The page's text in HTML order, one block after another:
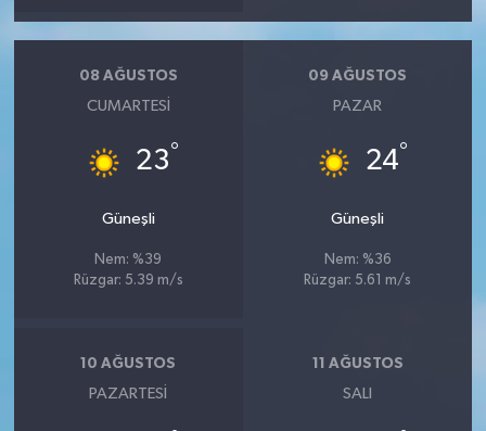
08 AĞUSTOS
CUMARTESI
23°
Güneşli
Nem: %39
Rüzgar: 5.39 m/s
09 AĞUSTOS
PAZAR
24°
Güneşli
Nem: %36
Rüzgar: 5.61 m/s
10 AĞUSTOS
PAZARTESI
11 AĞUSTOS
SALI